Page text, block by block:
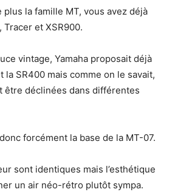
plus la famille MT, vous avez déjà
et XSR900.
vintage, Yamaha proposait déjà
la SR400 mais comme on le savait,
être déclinées dans différentes
forcément la base de la MT-07.
sont identiques mais l’esthétique
un air néo-rétro plutôt sympa.